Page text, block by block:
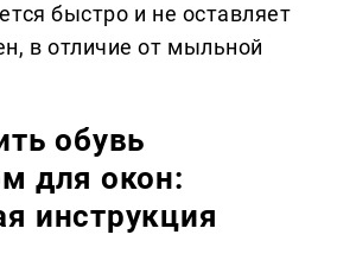
быстро и не оставляет
в отличие от мыльной
обувь
для окон:
инструкция